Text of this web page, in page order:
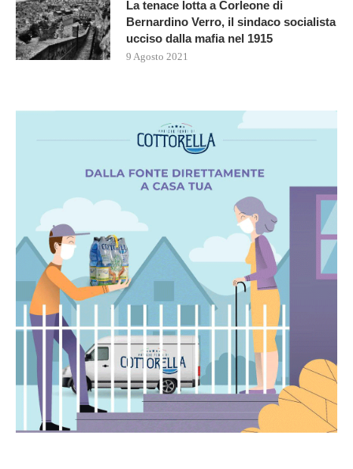
La tenace lotta a Corleone di
Bernardino Verro, il sindaco socialista
ucciso dalla mafia nel 1915
9 Agosto 2021